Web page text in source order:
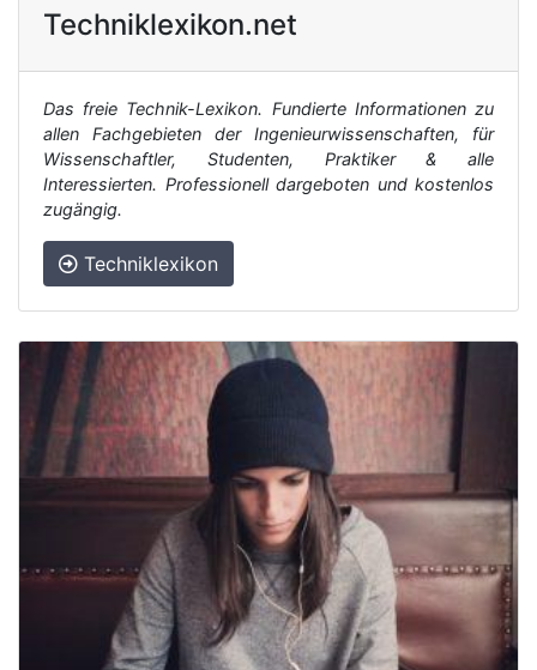
Techniklexikon.net
Das freie Technik-Lexikon. Fundierte Informationen zu
allen Fachgebieten der Ingenieurwissenschaften, für
Wissenschaftler, Studenten, Praktiker & alle
Interessierten. Professionell dargeboten und kostenlos
zugängig.
Techniklexikon